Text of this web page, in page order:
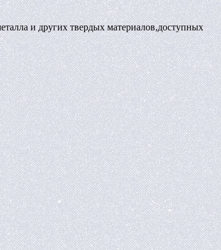
и других твердых материалов,доступных